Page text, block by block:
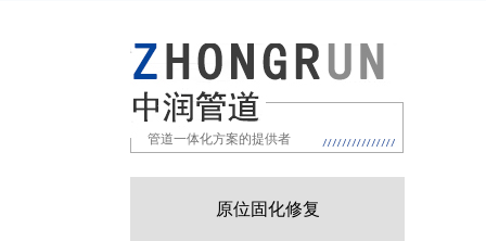
管道一体化方案的提供者
原位固化修复